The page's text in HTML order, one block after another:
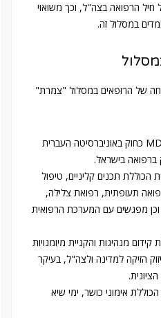
הרפואה בצה"ל, וכך משואוי
במסלול זה.
של הרופאים במסלול "צמרת"
לימודי תואר דוקטור לרפואה MD כחוק באוניברסיטה העברית
ברפואה בישראל.
הכוללת תכנים קליניים, טיפול
תעופתית, רפואת צלילה,
וכן מפגשים עם המערכת הרפואית
מנהיגות והקניית מיומנויות
הזיקה למדינה ולצה"ל, בעיקר
אימוני כושר, ימי שיא